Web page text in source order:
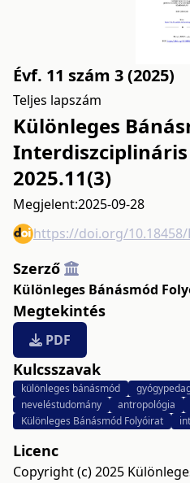
Évf. 11 szám 3 (2025)
Teljes lapszám
Különleges
2025.11(3)
Megjelent:2025-09-28
https://doi.org/10.18458/
Szerző
Különleges Bánásmód
Megtekintés
PDF
Kulcsszavak
különleges bánásmód
neveléstudomány
antropológia
Különleges Bánásmód Folyóirat
Licenc
Copyright (c) 2025